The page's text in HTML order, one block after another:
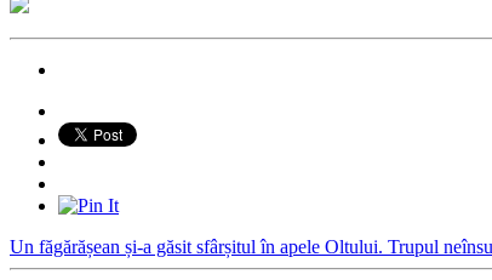
Un făgărășean și-a găsit sfârșitul în apele Oltului. Trupul